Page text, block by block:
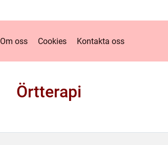
Om oss Cookies Kontakta oss
Örtterapi